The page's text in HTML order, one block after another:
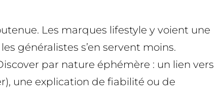
Les marques lifestyle y voient une
généralistes s’en servent moins.
par nature éphémère : un lien vers
une explication de fiabilité ou de